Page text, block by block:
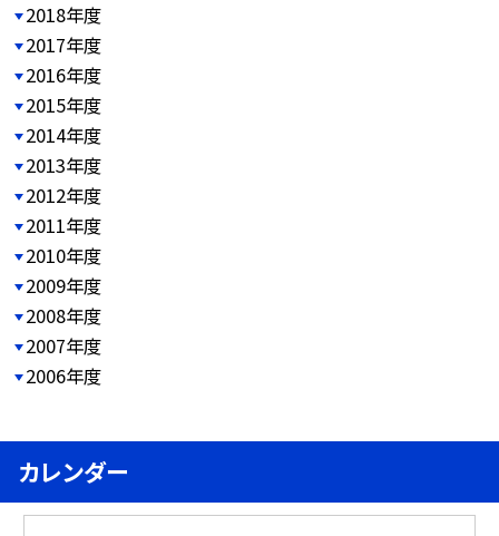
2018年度
2017年度
2016年度
2015年度
2014年度
2013年度
2012年度
2011年度
2010年度
2009年度
2008年度
2007年度
2006年度
カレンダー